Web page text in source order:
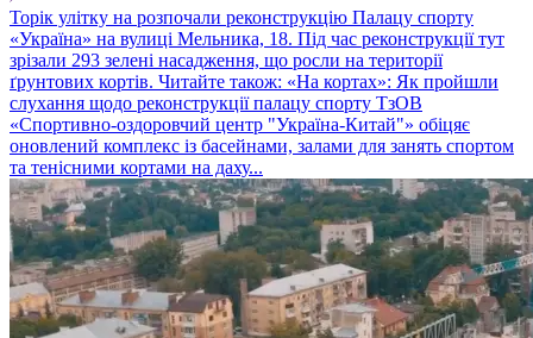
Торік улітку на розпочали реконструкцію Палацу спорту
«Україна» на вулиці Мельника, 18. Під час реконструкції тут
зрізали 293 зелені насадження, що росли на території
ґрунтових кортів. Читайте також: «На кортах»: Як пройшли
слухання щодо реконструкції палацу спорту ТзОВ
«Спортивно-оздоровчий центр "Україна-Китай"» обіцяє
оновлений комплекс із басейнами, залами для занять спортом
та тенісними кортами на даху...